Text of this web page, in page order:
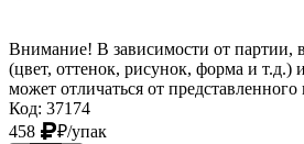
Внимание! В зависимости от партии,
(цвет, оттенок, рисунок, форма и т.д.)
может отличаться от представленного
Код: 37174
458
₽/упак